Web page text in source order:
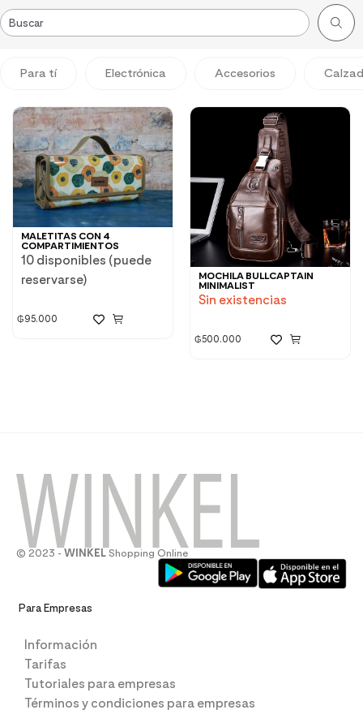
Para tí Electrónica Accesorios
MALETITAS CON 4
COMPARTIMIENTOS
10 disponibles (puede
reservarse)
₲95.000
MOCHILA BULLCAPTAIN
MINIMALIST
Sin existencias
₲500.000
© 2023 - WINKEL Shopping Online
Para Empresas
Información
Tarifas
Tutoriales para empresas
Términos y condiciones para empresas